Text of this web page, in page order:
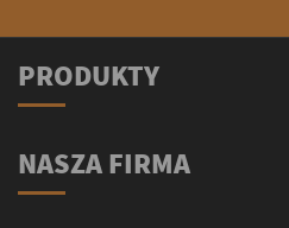
PRODUKTY
NASZA FIRMA